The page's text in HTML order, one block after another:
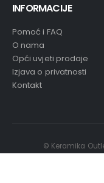
INFORMACIJE
Pomoć i FAQ
O nama
Opći uvjeti prodaje
Izjava o privatnosti
Kontakt
© Keramika